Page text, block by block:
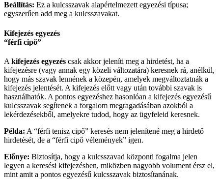
Beállítás: Ez a kulcsszavak alapértelmezett egyezési típusa;
egyszerűen add meg a kulcsszavakat.
Kifejezés egyezés
“férfi cipő”
A kifejezés egyezés csak akkor jeleníti meg a hirdetést, ha a
kifejezésre (vagy annak egy közeli változatára) keresnek rá, anélkül,
hogy más szavak lennének a közepén, amelyek megváltoztatnák a
kifejezés jelentését. A kifejezés előtt vagy után további szavak is
használhatók. A pontos egyezéshez hasonlóan a kifejezés egyezésű
kulcsszavak segítenek a forgalom megragadásában azokból a
lekérdezésekből, amelyekre tudod, hogy az ügyfeleid keresnek.
Példa: A “férfi tenisz cipő” keresés nem jelenítené meg a hirdető
hirdetését, de a “férfi cipő vélemények” igen.
Előnye: Biztosítja, hogy a kulcsszavad központi fogalma jelen
legyen a keresési kifejezésben, miközben nagyobb volument érsz el,
mint amit a pontos egyezésű kulcsszavak biztosítanának.